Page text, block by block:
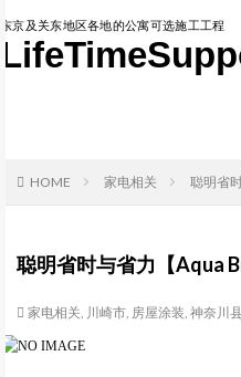
东京及关东地区各地的公寓可选施工工程
HOME 家电相关 聪明省
聪明省时与省力【Aqua
家电相关, 川崎市, 房屋涂装, 神奈川